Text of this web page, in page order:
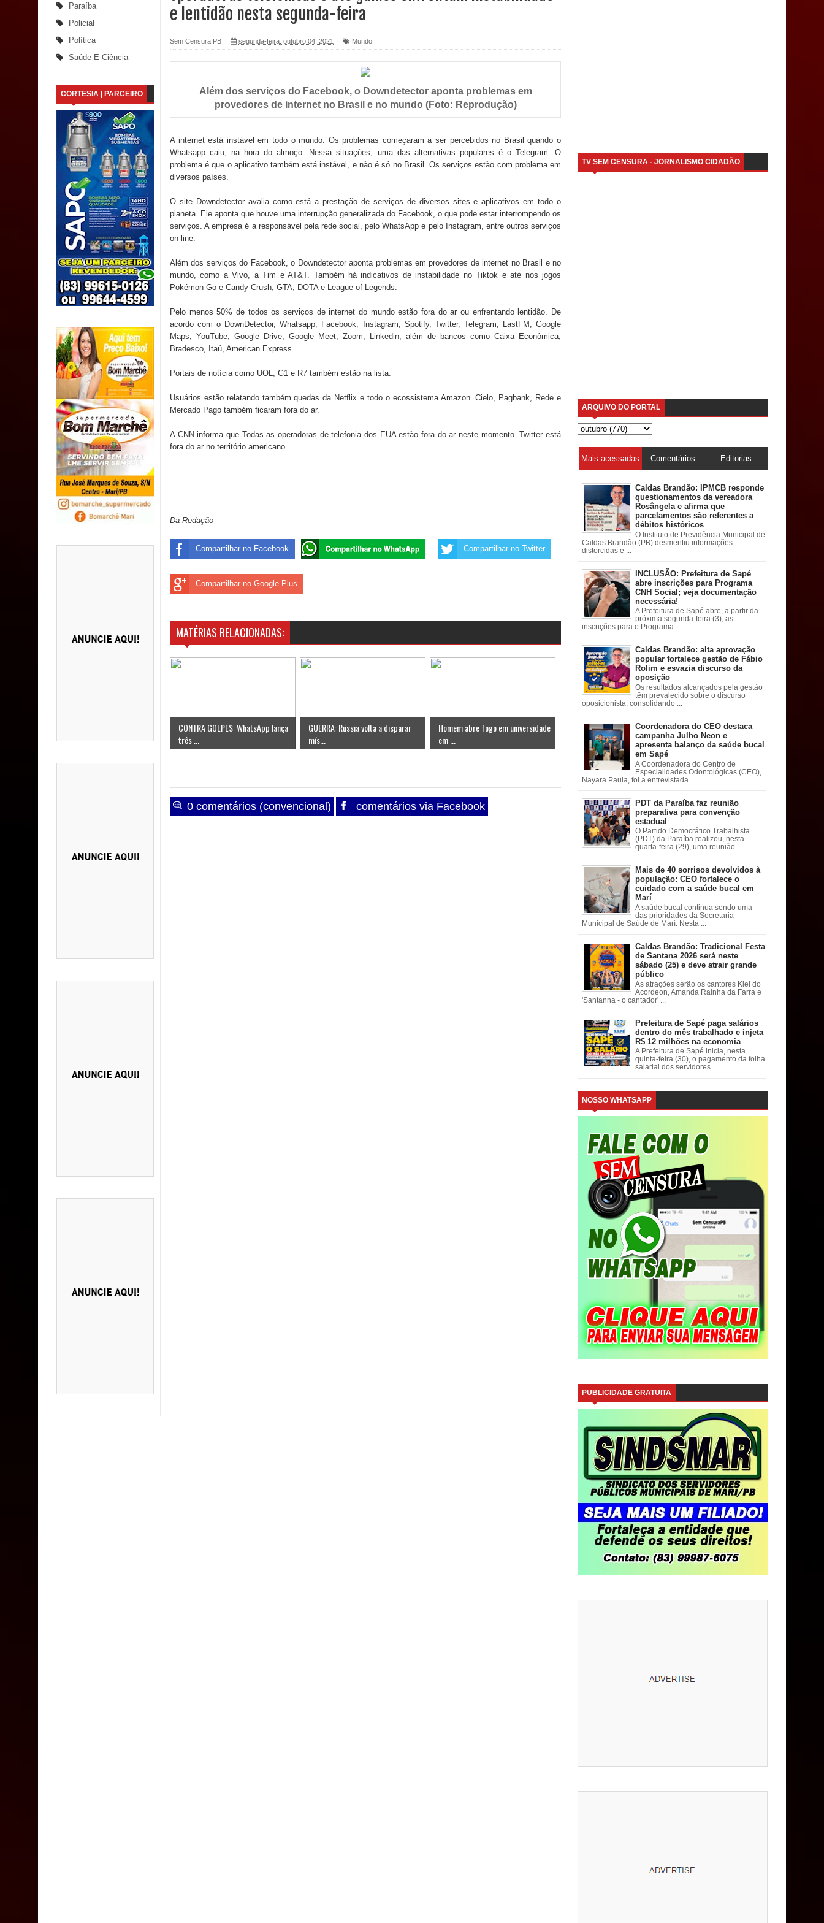
Saúde Bucal: Mais de 470 próteses dentárias já foram entregues pela Prefeitura de Sapé em 2026
Caldas Brandão: Tradicional Festa de Santana 2026 será neste sábado (25) e deve atrair grande público
Nota de pesar: Câmara de Marí lamenta a morte da ex-vereadora Neta do Sindicato
Prefeito Major Sidnei busca em Brasília recursos para nova Casa de Acolhida e CRAS de Sapé
Denise Ribeiro toma posse no Diretório Nacional do PDT durante Convenção em Brasília
Dois Gigantes da Poesia Paraibana inspiram a IV FEIRA LITERÁRIA DO BREJO em Guarabira
Vereador Davyd Matias reúne cerca de 200 lideranças em apoio à pré-candidatura de Denise Ribeiro à
Assembleia Legislativa
Mari marca presença no maior evento de saúde pública do planeta com foco na qualificação dos serviços do
SUS
MULUNGU: Servidora revela Perseguição na Gestão de Daniella Ribeiro e prática repudiável revolta
população
Caldas Brandão: IPMCB responde questionamentos da vereadora Rosângela e afirma que parcelamentos
são referentes a débitos históricos
INCLUSÃO: Prefeitura de Sapé abre inscrições para Programa CNH Social; veja documentação necessária!
Paraíba
Policial
Política
Saúde E Ciência
CORTESIA | PARCEIRO
e lentidão nesta segunda-feira
Sem Censura PB segunda-feira, outubro 04, 2021 Mundo
Além dos serviços do Facebook, o Downdetector aponta problemas em
provedores de internet no Brasil e no mundo (Foto: Reprodução)
A internet está instável em todo o mundo. Os problemas começaram a ser percebidos no Brasil quando o
Whatsapp caiu, na hora do almoço. Nessa situações, uma das alternativas populares é o Telegram. O
problema é que o aplicativo também está instável, e não é só no Brasil. Os serviços estão com problema em
diversos países.
O site Downdetector avalia como está a prestação de serviços de diversos sites e aplicativos em todo o
planeta. Ele aponta que houve uma interrupção generalizada do Facebook, o que pode estar interrompendo os
serviços. A empresa é a responsável pela rede social, pelo WhatsApp e pelo Instagram, entre outros serviços
on-line.
Além dos serviços do Facebook, o Downdetector aponta problemas em provedores de internet no Brasil e no
mundo, como a Vivo, a Tim e AT&T. Também há indicativos de instabilidade no Tiktok e até nos jogos
Pokémon Go e Candy Crush, GTA, DOTA e League of Legends.
Pelo menos 50% de todos os serviços de internet do mundo estão fora do ar ou enfrentando lentidão. De
acordo com o DownDetector, Whatsapp, Facebook, Instagram, Spotify, Twitter, Telegram, LastFM, Google
Maps, YouTube, Google Drive, Google Meet, Zoom, Linkedin, além de bancos como Caixa Econômica,
Bradesco, Itaú, American Express.
Portais de notícia como UOL, G1 e R7 também estão na lista.
Usuários estão relatando também quedas da Netflix e todo o ecossistema Amazon. Cielo, Pagbank, Rede e
Mercado Pago também ficaram fora do ar.
A CNN informa que Todas as operadoras de telefonia dos EUA estão fora do ar neste momento. Twitter está
fora do ar no território americano.
Da Redação
Compartilhar no Facebook Compartilhar no Twitter
Compartilhar no Google Plus
MATÉRIAS RELACIONADAS:
CONTRA GOLPES: WhatsApp lança
três ...
GUERRA: Rússia volta a disparar
mís...
Homem abre fogo em universidade
em ...
0 comentários (convencional) comentários via Facebook
TV SEM CENSURA - JORNALISMO CIDADÃO
ARQUIVO DO PORTAL
Mais acessadas Comentários Editorias
Caldas Brandão: IPMCB responde
questionamentos da vereadora
Rosângela e afirma que
parcelamentos são referentes a
débitos históricos
O Instituto de Previdência Municipal de
Caldas Brandão (PB) desmentiu informações
distorcidas e ...
INCLUSÃO: Prefeitura de Sapé
abre inscrições para Programa
CNH Social; veja documentação
necessária!
A Prefeitura de Sapé abre, a partir da
próxima segunda-feira (3), as
inscrições para o Programa ...
Caldas Brandão: alta aprovação
popular fortalece gestão de Fábio
Rolim e esvazia discurso da
oposição
Os resultados alcançados pela gestão
têm prevalecido sobre o discurso
oposicionista, consolidando ...
Coordenadora do CEO destaca
campanha Julho Neon e
apresenta balanço da saúde bucal
em Sapé
A Coordenadora do Centro de
Especialidades Odontológicas (CEO),
Nayara Paula, foi a entrevistada ...
PDT da Paraíba faz reunião
preparativa para convenção
estadual
O Partido Democrático Trabalhista
(PDT) da Paraíba realizou, nesta
quarta-feira (29), uma reunião ...
Mais de 40 sorrisos devolvidos à
população: CEO fortalece o
cuidado com a saúde bucal em
Marí
A saúde bucal continua sendo uma
das prioridades da Secretaria
Municipal de Saúde de Marí. Nesta ...
Caldas Brandão: Tradicional Festa
de Santana 2026 será neste
sábado (25) e deve atrair grande
público
As atrações serão os cantores Kiel do
Acordeon, Amanda Rainha da Farra e
'Santanna - o cantador' ...
Prefeitura de Sapé paga salários
dentro do mês trabalhado e injeta
R$ 12 milhões na economia
A Prefeitura de Sapé inicia, nesta
quinta-feira (30), o pagamento da folha
salarial dos servidores ...
NOSSO WHATSAPP
PUBLICIDADE GRATUITA